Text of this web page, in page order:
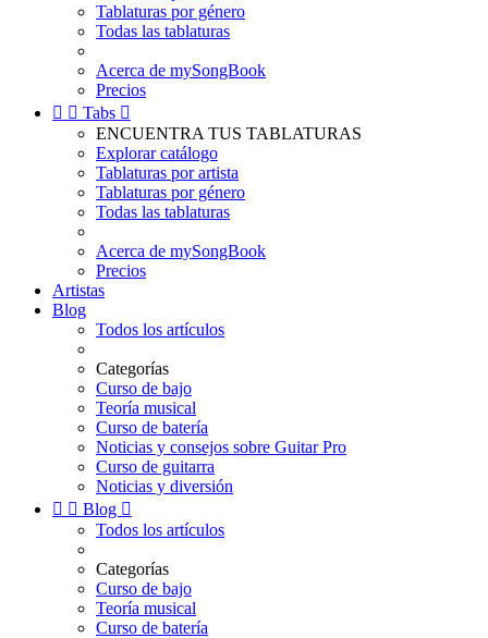
Tablaturas por género
Todas las tablaturas
Acerca de mySongBook
Precios
  Tabs 
ENCUENTRA TUS TABLATURAS
Explorar catálogo
Tablaturas por artista
Tablaturas por género
Todas las tablaturas
Acerca de mySongBook
Precios
Artistas
Blog
Todos los artículos
Categorías
Curso de bajo
Teoría musical
Curso de batería
Noticias y consejos sobre Guitar Pro
Curso de guitarra
Noticias y diversión
  Blog 
Todos los artículos
Categorías
Curso de bajo
Teoría musical
Curso de batería